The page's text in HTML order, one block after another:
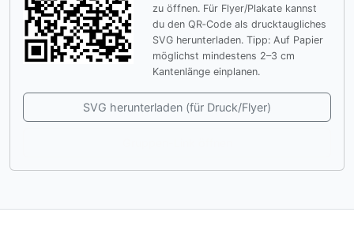
zu öffnen. Für Flyer/Plakate kannst
du den QR‑Code als drucktaugliches
SVG herunterladen. Tipp: Auf Papier
möglichst mindestens 2–3 cm
Kantenlänge einplanen.
SVG herunterladen (für Druck/Flyer)